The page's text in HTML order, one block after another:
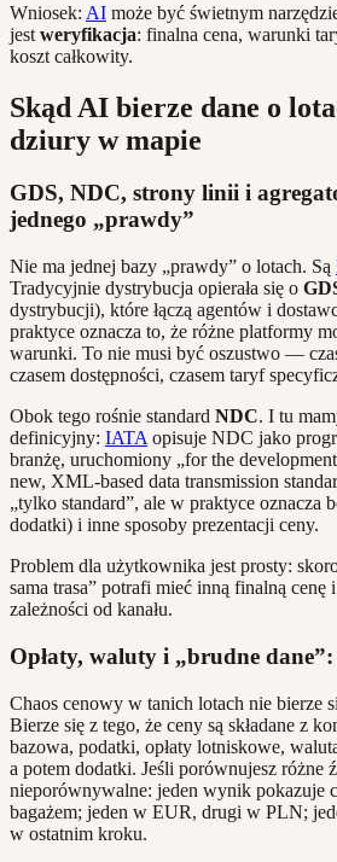
Wniosek: AI może być świetnym
jest weryfikacja: finalna cena, warunki
koszt całkowity.
Skąd AI bierze dane o
dziury w mapie
GDS, NDC, strony linii i
jednego „prawdy”
Nie ma jednej bazy „prawdy” o lotach. Są
Tradycyjnie dystrybucja opierała się o
dystrybucji), które łączą agentów i
praktyce oznacza to, że różne platformy
warunki. To nie musi być oszustwo —
czasem dostępności, czasem taryf
Obok tego rośnie standard NDC. I tu
definicyjny: IATA opisuje NDC jako
branżę, uruchomiony „for the
new, XML-based data transmission
„tylko standard”, ale w praktyce oznacza
dodatki) i inne sposoby prezentacji ceny.
Problem dla użytkownika jest prosty:
sama trasa” potrafi mieć inną finalną
zależności od kanału.
Opłaty, waluty i „brudne
Chaos cenowy w tanich lotach nie bierze
Bierze się z tego, że ceny są składane z
bazowa, podatki, opłaty lotniskowe,
a potem dodatki. Jeśli porównujesz różne
nieporównywalne: jeden wynik pokazuje
bagażem; jeden w EUR, drugi w PLN;
w ostatnim kroku.